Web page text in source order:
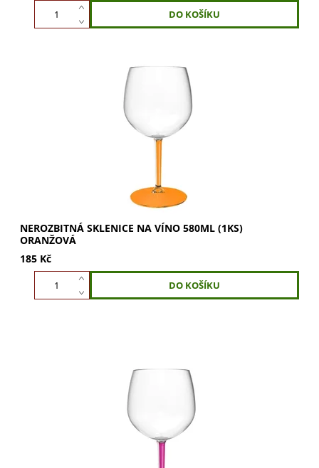
Objevte nerozbitnou sklenici na víno 580ml v oranžové
barvě. Ideální pro víno i šampaňské, podporuje rozvinutí
vůní. Užijte si plnou krásu vína.
NEROZBITNÁ SKLENICE NA VÍNO 580ML (1KS)
ORANŽOVÁ
185 Kč
Nerozbitná sklenice na víno 580ml v růžové barvě. Ideální
pro víno i šampaňské. Vychutnejte si plnou chuť a vůni.